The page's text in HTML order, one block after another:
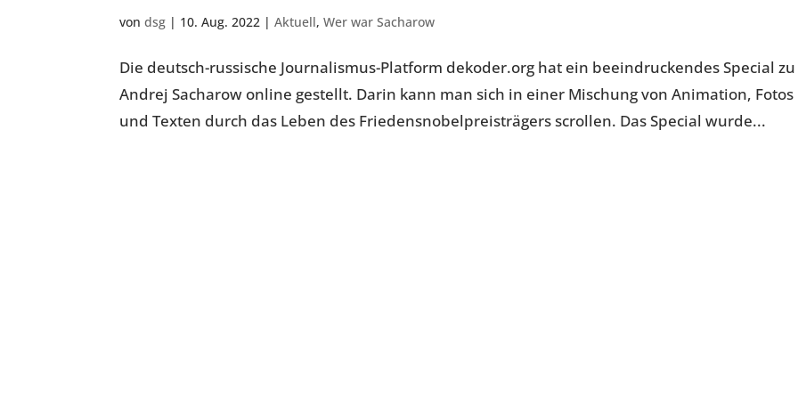
vondsg | 10. Aug. 2022 |Aktuell,Wer war Sacharow
Die deutsch-russische Journalismus-Platform dekoder.org hat ein beeindruckendes Special zu
Andrej Sacharow online gestellt. Darin kann man sich in einer Mischung von Animation, Fotos
und Texten durch das Leben des Friedensnobelpreisträgers scrollen. Das Special wurde...